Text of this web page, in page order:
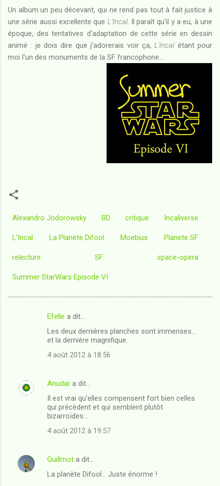
Un album un peu décevant, qui ne rend pas tout à fait justice à
une série aussi excellente que L'Incal. Il paraît qu'il y a eu, à une
époque, des tentatives d'adaptation de cette série en dessin
animé : je dois dire que j'adorerais voir ça,L'Incalétant pour
moi l'un des monuments de la SF francophone...
Alexandro Jodorowsky BD critique Incaliverse
L'Incal La Planète Difool Moebius Planete SF
relecture SF space-opera
Summer StarWars Episode VI
n
e
s
Efelle a dit…
Les deux dernières planches sont immenses...
et la dernière magnifique.
4 août 2012 à 18:56
Anudar a dit…
Il est vrai qu'elles compensent fort bien celles
qui précèdent et qui semblent plutôt
bizarroïdes...
4 août 2012 à 19:57
Guillmot a dit…
La planète Difool... Juste énorme !